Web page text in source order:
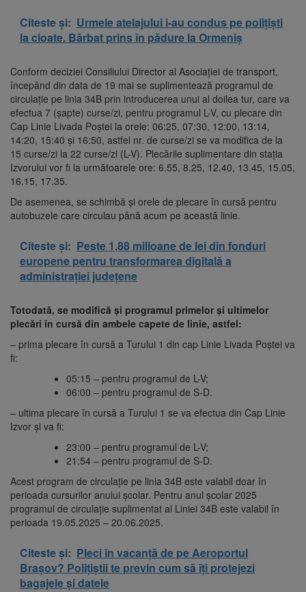
Citeste și: Urmele atelajului i-au condus pe polițiști
la cioate. Bărbat prins în pădure la Ormeniș
Conform deciziei Consiliului Director al Asociației de transport,
începând din data de 19 mai se suplimentează programul de
circulație pe linia 34B prin introducerea unui al doilea tur, care va
efectua 7 (șapte) curse/zi, pentru programul L-V, cu plecare din
Cap Linie Livada Poștei la orele: 06:25, 07:30, 12:00, 13:14,
14:20, 15:40 și 16:50, astfel nr. de curse/zi se va modifica de la
15 curse/zi la 22 curse/zi (L-V). Plecările suplimentare din stația
Izvorului vor fi la următoarele ore: 6.55, 8.25, 12.40, 13.45, 15.05,
16.15, 17.35.
De asemenea, se schimbă și orele de plecare în cursă pentru
autobuzele care circulau până acum pe această linie.
Citeste și: Peste 1,88 milioane de lei din fonduri
europene pentru transformarea digitală a
administrației județene
Totodată, se modifică și programul primelor și ultimelor
plecări în cursă din ambele capete de linie, astfel:
– prima plecare în cursă a Turului 1 din cap Linie Livada Poștei va
fi:
05:15 – pentru programul de L-V;
06:00 – pentru programul de S-D.
– ultima plecare în cursă a Turului 1 se va efectua din Cap Linie
Izvor și va fi:
23:00 – pentru programul de L-V;
21:54 – pentru programul de S-D.
Acest program de circulație pe linia 34B este valabil doar în
perioada cursurilor anului școlar. Pentru anul școlar 2025
programul de circulație suplimentat al Liniei 34B este valabil în
perioada 19.05.2025 – 20.06.2025.
Citeste și: Pleci în vacanță de pe Aeroportul
Brașov? Polițiștii te previn cum să îți protejezi
bagajele și datele